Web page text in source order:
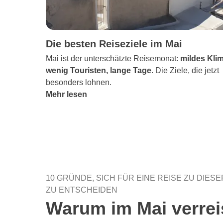
Die besten Reiseziele im Mai
Mai ist der unterschätzte Reisemonat: mildes
wenig Touristen, lange Tage. Die Ziele, die jetzt
besonders lohnen.
Mehr lesen
10 GRÜNDE, SICH FÜR EINE REISE ZU
ZU ENTSCHEIDEN
Warum im Mai